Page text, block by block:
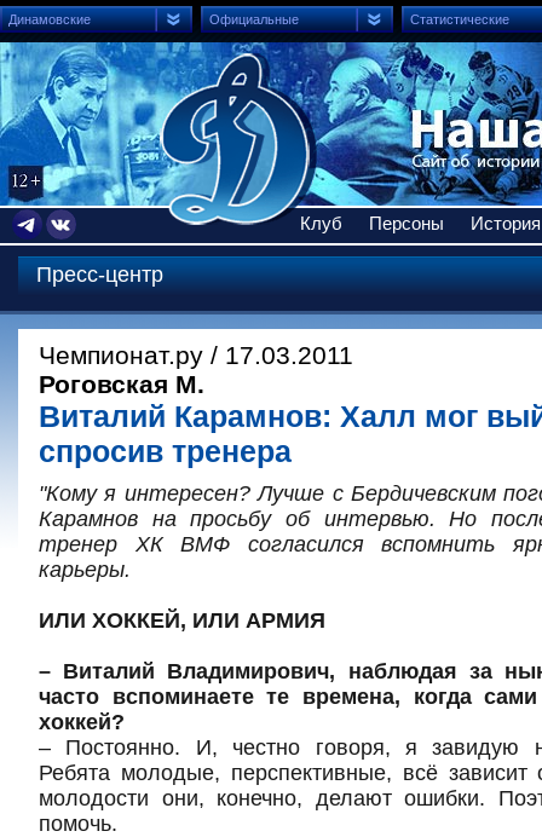
Динамовские Официальные Статистические
Клуб Персоны История
Пресс-центр
Чемпионат.ру / 17.03.2011
Роговская М.
Виталий Карамнов: Халл мог
спросив тренера
"Кому я интересен? Лучше с Бердичевским
Карамнов на просьбу об интервью. Но
тренер ХК ВМФ согласился вспомнить
карьеры.
ИЛИ ХОККЕЙ, ИЛИ АРМИЯ
– Виталий Владимирович, наблюдая за
часто вспоминаете те времена, когда
хоккей?
– Постоянно. И, честно говоря, я завидую
Ребята молодые, перспективные, всё
молодости они, конечно, делают ошибки.
помочь.